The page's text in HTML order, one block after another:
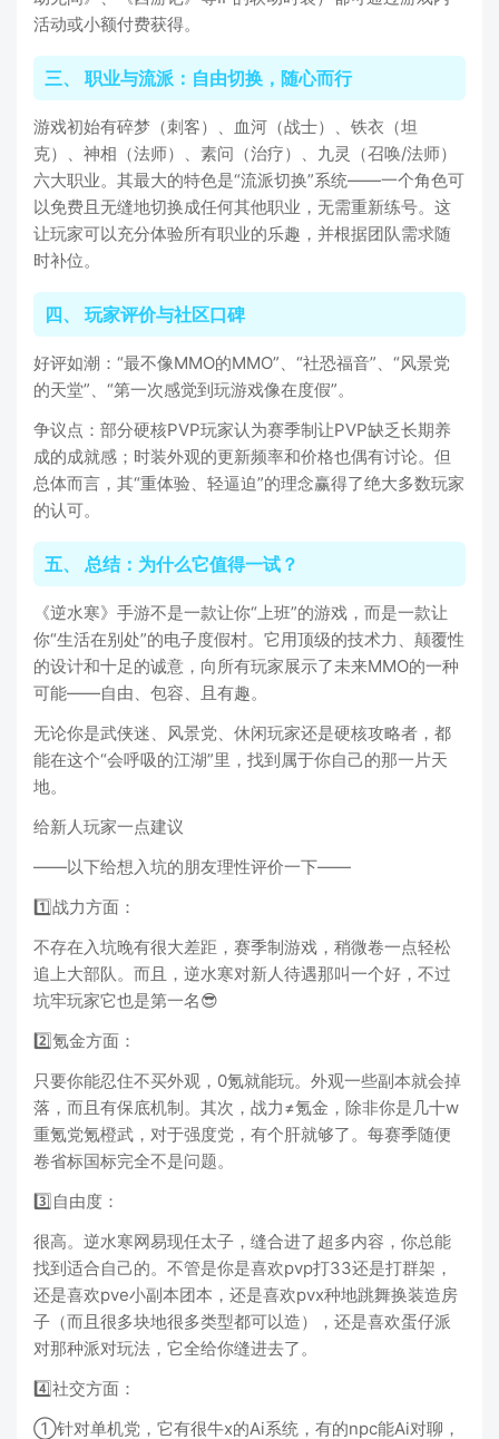
活动或小额付费获得。
三、 职业与流派：自由切换，随心而行
游戏初始有碎梦（刺客）、血河（战士）、铁衣（坦
克）、神相（法师）、素问（治疗）、九灵（召唤/法师）
六大职业。其最大的特色是“流派切换”系统——一个角色可
以免费且无缝地切换成任何其他职业，无需重新练号。这
让玩家可以充分体验所有职业的乐趣，并根据团队需求随
时补位。
四、 玩家评价与社区口碑
好评如潮：“最不像MMO的MMO”、“社恐福音”、“风景党
的天堂”、“第一次感觉到玩游戏像在度假”。
争议点：部分硬核PVP玩家认为赛季制让PVP缺乏长期养
成的成就感；时装外观的更新频率和价格也偶有讨论。但
总体而言，其“重体验、轻逼迫”的理念赢得了绝大多数玩家
的认可。
五、 总结：为什么它值得一试？
《逆水寒》手游不是一款让你“上班”的游戏，而是一款让
你“生活在别处”的电子度假村。它用顶级的技术力、颠覆性
的设计和十足的诚意，向所有玩家展示了未来MMO的一种
可能——自由、包容、且有趣。
无论你是武侠迷、风景党、休闲玩家还是硬核攻略者，都
能在这个“会呼吸的江湖”里，找到属于你自己的那一片天
地。
给新人玩家一点建议
——以下给想入坑的朋友理性评价一下——
1️⃣战力方面：
不存在入坑晚有很大差距，赛季制游戏，稍微卷一点轻松
追上大部队。而且，逆水寒对新人待遇那叫一个好，不过
坑牢玩家它也是第一名😎
2️⃣氪金方面：
只要你能忍住不买外观，0氪就能玩。外观一些副本就会掉
落，而且有保底机制。其次，战力≠氪金，除非你是几十w
重氪党氪橙武，对于强度党，有个肝就够了。每赛季随便
卷省标国标完全不是问题。
3️⃣自由度：
很高。逆水寒网易现任太子，缝合进了超多内容，你总能
找到适合自己的。不管是你是喜欢pvp打33还是打群架，
还是喜欢pve小副本团本，还是喜欢pvx种地跳舞换装造房
子（而且很多块地很多类型都可以造），还是喜欢蛋仔派
对那种派对玩法，它全给你缝进去了。
4️⃣社交方面：
①针对单机党，它有很牛x的Ai系统，有的npc能Ai对聊，